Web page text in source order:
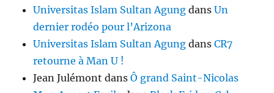
Universitas Islam Sultan Agung dansUn
dernier rodéo pour l’Arizona
Universitas Islam Sultan Agung dansCR7
retourne à Man U !
Jean Julémont dansÔ grand Saint-Nicolas